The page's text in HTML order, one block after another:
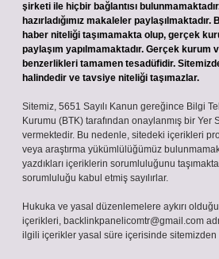
şirketi ile hiçbir bağlantısı
hazırladığımız makaleler
haber niteliği taşımamakta olup, gerçek
paylaşım yapılmamaktadır. Gerçek kurum
benzerlikleri tamamen tesadüfidir.
halindedir ve tavsiye niteliği taşımazlar.
Sitemiz, 5651 Sayılı Kanun gereğince Bilgi
Kurumu (BTK) tarafından onaylanmış bir Yer
vermektedir. Bu nedenle, sitedeki içerikleri
veya araştırma yükümlülüğümüz
yazdıkları içeriklerin sorumluluğunu
sorumluluğu kabul etmiş sayılırlar.
Hukuka ve yasal düzenlemelere aykırı
içerikleri, backlinkpanelicomtr@gmail.com
ilgili içerikler yasal süre içerisinde sitemizden